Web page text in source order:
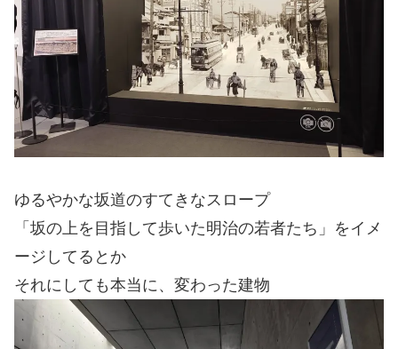
ゆるやかな坂道のすてきなスロープ
「坂の上を目指して歩いた明治の若者たち」をイメ
ージしてるとか
それにしても本当に、変わった建物